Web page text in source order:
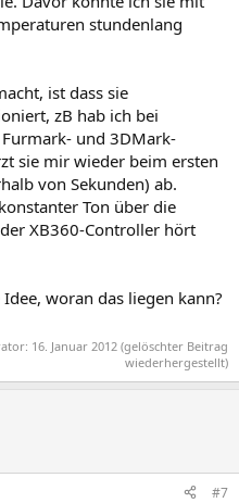
stundenlang
ist dass sie
zB hab ich bei
und 3DMark-
sie mir wieder beim ersten
von Sekunden) ab.
Ton über die
XB360-Controller hört
woran das liegen kann?
16. Januar 2012 (gelöschter Beitrag
wiederhergestellt)
#7